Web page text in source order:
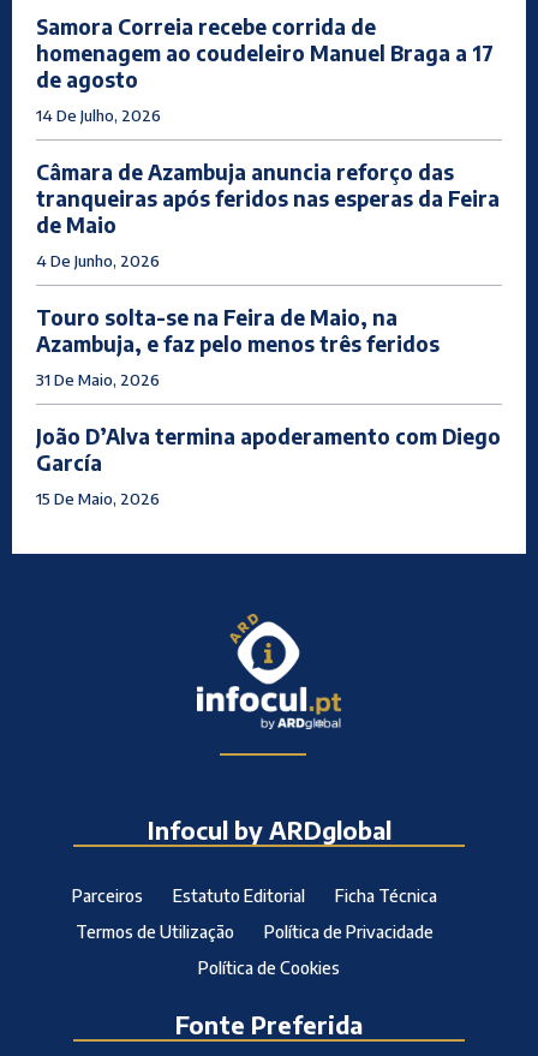
Samora Correia recebe corrida de
homenagem ao coudeleiro Manuel Braga a 17
de agosto
14 De Julho, 2026
Câmara de Azambuja anuncia reforço das
tranqueiras após feridos nas esperas da Feira
de Maio
4 De Junho, 2026
Touro solta-se na Feira de Maio, na
Azambuja, e faz pelo menos três feridos
31 De Maio, 2026
João D’Alva termina apoderamento com Diego
García
15 De Maio, 2026
Infocul by ARDglobal
Parceiros Estatuto Editorial
Ficha Técnica
Termos de Utilização
Política de Privacidade
Política de Cookies
Fonte Preferida